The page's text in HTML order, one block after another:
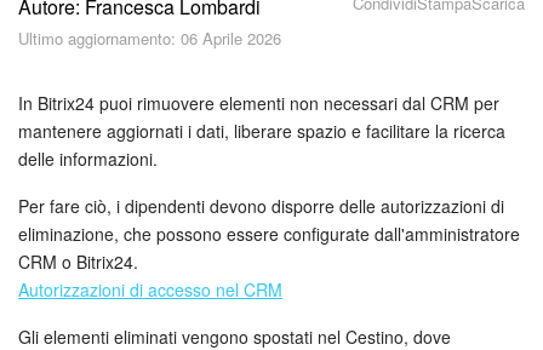
Piani e pagamento
Come iniziare?
Feed
Messenger
Autore: Francesca Lombardi
Ultimo aggiornamento: 06 Aprile 2026
In Bitrix24 puoi rimuovere elementi non necessari dal CRM per
mantenere aggiornati i dati, liberare spazio e facilitare la ricerca
delle informazioni.
Per fare ciò, i dipendenti devono disporre delle autorizzazioni di
eliminazione, che possono essere configurate dall'amministratore
CRM o Bitrix24.
Autorizzazioni di accesso nel CRM
Gli elementi eliminati vengono spostati nel Cestino, dove